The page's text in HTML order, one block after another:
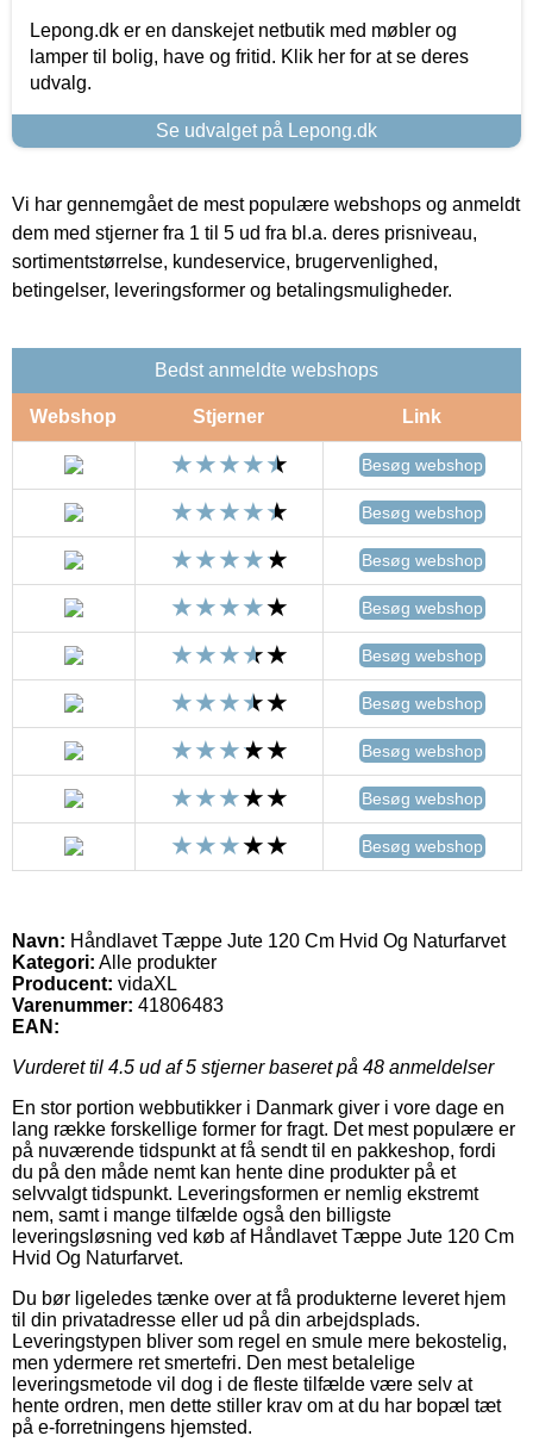
Lepong.dk er en danskejet netbutik med møbler og
lamper til bolig, have og fritid. Klik her for at se deres
udvalg.
Se udvalget på Lepong.dk
Vi har gennemgået de mest populære webshops og anmeldt
dem med stjerner fra 1 til 5 ud fra bl.a. deres prisniveau,
sortimentstørrelse, kundeservice, brugervenlighed,
betingelser, leveringsformer og betalingsmuligheder.
Bedst anmeldte webshops
Webshop Stjerner Link
Besøg webshop
Besøg webshop
Besøg webshop
Besøg webshop
Besøg webshop
Besøg webshop
Besøg webshop
Besøg webshop
Besøg webshop
Navn: Håndlavet Tæppe Jute 120 Cm Hvid Og Naturfarvet
Kategori: Alle produkter
Producent: vidaXL
Varenummer: 41806483
EAN:
Vurderet til 4.5 ud af 5 stjerner baseret på 48 anmeldelser
En stor portion webbutikker i Danmark giver i vore dage en
lang række forskellige former for fragt. Det mest populære er
på nuværende tidspunkt at få sendt til en pakkeshop, fordi
du på den måde nemt kan hente dine produkter på et
selvvalgt tidspunkt. Leveringsformen er nemlig ekstremt
nem, samt i mange tilfælde også den billigste
leveringsløsning ved køb af Håndlavet Tæppe Jute 120 Cm
Hvid Og Naturfarvet.
Du bør ligeledes tænke over at få produkterne leveret hjem
til din privatadresse eller ud på din arbejdsplads.
Leveringstypen bliver som regel en smule mere bekostelig,
men ydermere ret smertefri. Den mest betalelige
leveringsmetode vil dog i de fleste tilfælde være selv at
hente ordren, men dette stiller krav om at du har bopæl tæt
på e-forretningens hjemsted.